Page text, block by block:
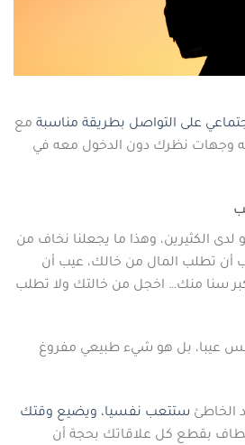
على التواصل بطريقة مناسبة مع
وجهات نظرك دون الدخول معه في
لدى الكثيرين، وهذا ما يجعلنا نخاف من
أن تطلب المال من خالك، عيب أن
سنا منك… اخجل من خالتك ولا تطلب
عيبا، بل هو شيء طبيعي مفروغ
الخاطئ ستتعب نفسيا، ويضيع وقتك
بقطع كل علاقاتك بحجة أن